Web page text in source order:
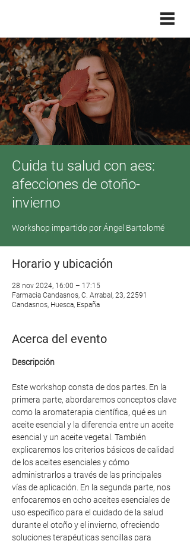
Cuida tu salud con aes:
afecciones de otoño-
invierno
Workshop impartido por Ángel Bartolomé
Horario y ubicación
28 nov 2024, 16:00 – 17:15
Farmacia Candasnos, C. Arrabal, 23, 22591
Candasnos, Huesca, España
Acerca del evento
Descripción
Este workshop consta de dos partes. En la
primera parte, abordaremos conceptos clave
como la aromaterapia científica, qué es un
aceite esencial y la diferencia entre un aceite
esencial y un aceite vegetal. También
explicaremos los criterios básicos de calidad
de los aceites esenciales y cómo
administrarlos a través de las principales
vías de aplicación. En la segunda parte, nos
enfocaremos en ocho aceites esenciales de
uso específico para el cuidado de la salud
durante el otoño y el invierno, ofreciendo
soluciones terapéuticas sencillas para